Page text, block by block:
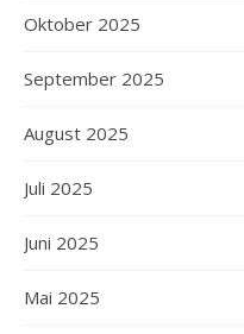
Oktober 2025
September 2025
August 2025
Juli 2025
Juni 2025
Mai 2025